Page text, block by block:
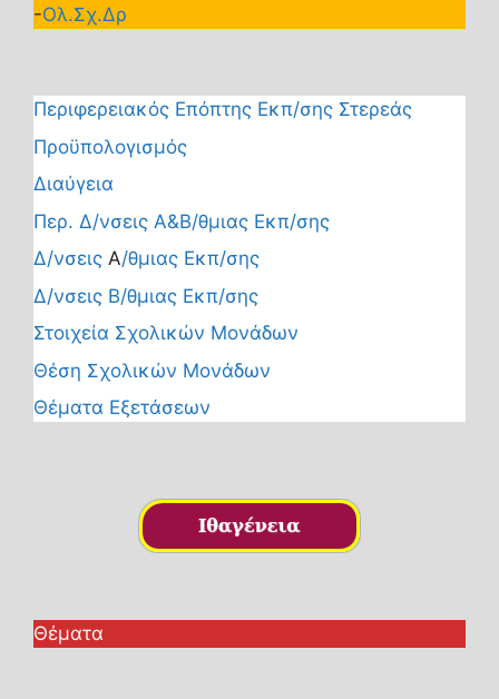
-Ολ.Σχ.Δρ
Περιφερειακός Επόπτης Εκπ/σης Στερεάς
Προϋπολογισμός
Διαύγεια
Περ. Δ/νσεις Α&Β/θμιας Εκπ/σης
Δ/νσεις Α/θμιας Εκπ/σης
Δ/νσεις Β/θμιας Εκπ/σης
Στοιχεία Σχολικών Μονάδων
Θέση Σχολικών Μονάδων
Θέματα Εξετάσεων
Θέματα